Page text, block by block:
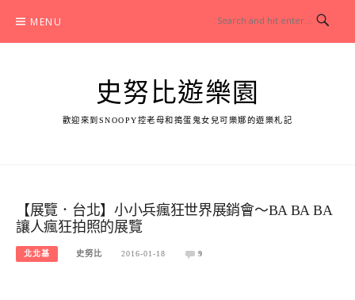
content
MENU
史努比遊樂園
歡迎來到SNOOPY控老母和搗蛋鬼女兒可樂娜的遊樂札記
【展覽．台北】小小兵瘋狂世界展銷會～BA BA BA
讓人瘋狂拍照的展覽
北北基 史努比 2016-01-18 9